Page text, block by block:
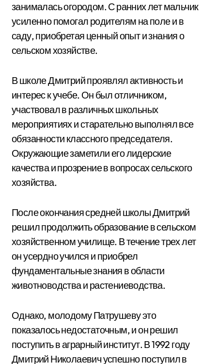
занималась огородом. С ранних лет мальчик
усиленно помогал родителям на поле и в
саду, приобретая ценный опыт и знания о
сельском хозяйстве.
В школе Дмитрий проявлял активность и
интерес к учебе. Он был отличником,
участвовал в различных школьных
мероприятиях и старательно выполнял все
обязанности классного председателя.
Окружающие заметили его лидерские
качества и прозрение в вопросах сельского
хозяйства.
После окончания средней школы Дмитрий
решил продолжить образование в сельском
хозяйственном училище. В течение трех лет
он усердно учился и приобрел
фундаментальные знания в области
животноводства и растениеводства.
Однако, молодому Патрушеву это
показалось недостаточным, и он решил
поступить в аграрный институт. В 1992 году
Дмитрий Николаевич успешно поступил в